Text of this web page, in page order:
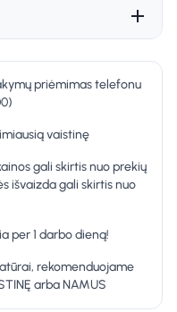
priėmimas telefonu
vaistinę
gali skirtis nuo prekių
išvaizda gali skirtis nuo
per 1 darbo dieną!
rekomenduojame
arba NAMUS